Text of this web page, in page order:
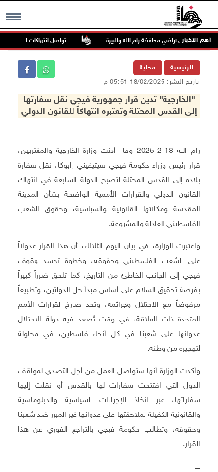
MENU أهم الاخبار تواصل انتهاكات الاحتلال
الرئيسية محلية
تاريخ النشر: 18/02/2025 05:51 م
"الخارجية" تدين قرار جمهورية فيجي نقل سفارتها
إلى القدس المحتلة وتعتبره انتهاكاً للقانون الدولي
رام الله 18-2-2025 وفا- أدنت وزارة الخارجية والمغتربين،
قرار رئيس وزراء حكومة فيجي سيتيفيني رابوكا، نقل سفارة
بلاده إلى القدس المحتلة لتصبح الدولة السابعة في انتهاك
القانون الدولي والقرارات الأممية الواضحة بشأن المدينة
المقدسة ومكانتها القانونية والسياسية، وحقوق الشعب
الفلسطيني العادلة والمشروعة.
واعتبرت الوزارة، في بيان اليوم الثلاثاء، أن هذا القرار عدواناً
على الشعب الفلسطيني وحقوقه، وخطوة تجسد وقوف
فيجي إلى الجانب الخاطئ من التاريخ، كما تلحق ضرراً كبيراً
بفرصة تحقيق السلام على أساس مبدأ حل الدولتين، وتطبيعاً
مرفوضاً مع الاحتلال وجرائمه، وتحد صارخ لقرارات الأمم
المتحدة ذات العلاقة، في وقت تُصعد فيه دولة الاحتلال
عدوانها على شعبنا في كل أنحاء فلسطين، في محاولة
لتهجيره من وطنه.
وأكدت الوزارة أنها ستواصل العمل من أجل التصدي لمواقف
الدول التي افتتحت سفارات لها بالقدس أو نقلت إليها
سفاراتها، عبر اتخاذ الإجراءات السياسية والدبلوماسية
والقانونية الكفيلة بملاحقتها على عدوانها غير المبرر ضد شعبنا
وحقوقه، وتطالب حكومة فيجي بالتراجع الفوري عن هذا
القرار.
ـــــ